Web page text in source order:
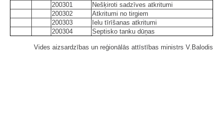
200301
Nešķiroti sadzīves atkritumi
200302
Atkritumi no tirgiem
200303
Ielu tīrīšanas atkritumi
200304
Septisko tanku dūņas
Vides aizsardzības un reģionālās attīstības ministrs V.Balodis